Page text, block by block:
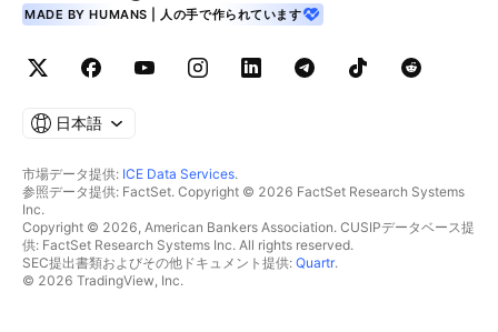
MADE BY HUMANS | 人の手で作られています
日本語
市場データ提供: ICE Data Services.
参照データ提供: FactSet. Copyright © 2026 FactSet Research Systems
Inc.
Copyright © 2026, American Bankers Association. CUSIPデータベース提
供: FactSet Research Systems Inc. All rights reserved.
SEC提出書類およびその他ドキュメント提供: Quartr.
© 2026 TradingView, Inc.